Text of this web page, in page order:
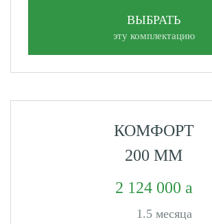
ВЫБРАТЬ
эту комплектацию
КОМФОРТ
200 ММ
2 124 000
1.5 месяца